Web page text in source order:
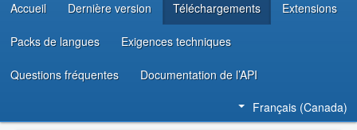
Accueil Dernière version Téléchargements Extensions
Packs de langues Exigences techniques
Questions fréquentes Documentation de l’API
Français (Canada)